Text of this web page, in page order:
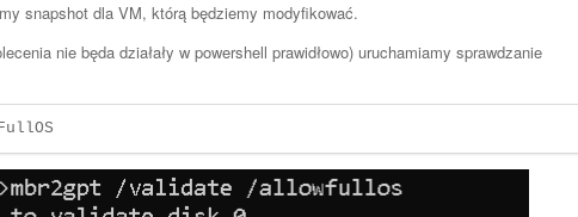
snapshot dla VM, którą będziemy modyfikować.
nie będa działały w powershell prawidłowo) uruchamiamy sprawdzanie